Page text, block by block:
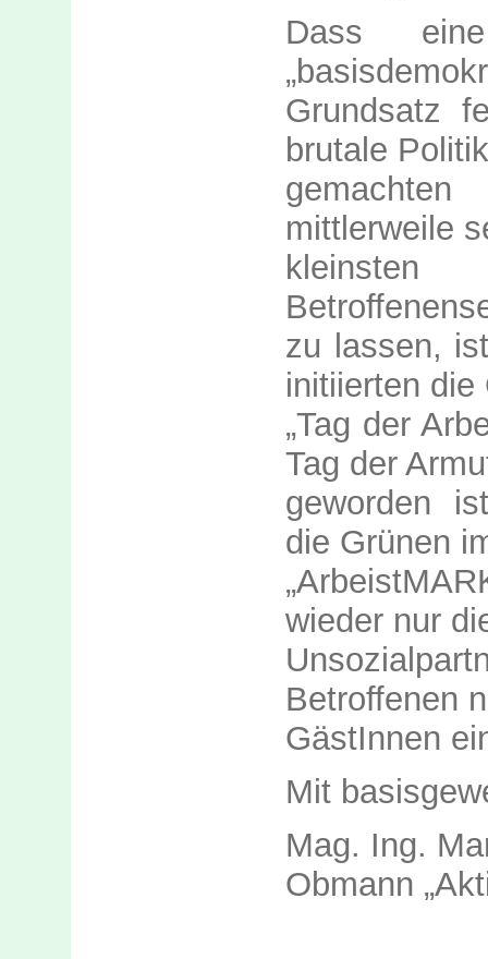
Dass
Grundsatz
brutale
mittlerweile
zu lassen,
initiierten die
„Tag der
Tag der
geworden
die Grünen
wieder nur
Betroffenen
GästInnen
Mit
Mag. Ing.
Obmann